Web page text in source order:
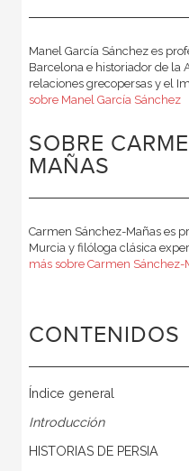
Manel García Sánchez es
Barcelona e historiador de la
relaciones grecopersas y el
sobre Manel García Sánchez
SOBRE
MAÑAS
Carmen Sánchez-Mañas es
Murcia y filóloga clásica
más sobre Carmen Sánchez-
CONTENIDOS
Índice general
Introducción
HISTORIAS DE PERSIA